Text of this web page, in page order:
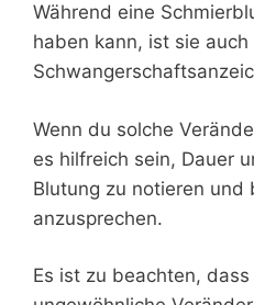
Während eine
haben kann, ist sie
Wenn du solche
es hilfreich sein, Dauer
Blutung zu notieren und
anzusprechen.
Es ist zu beachten, dass